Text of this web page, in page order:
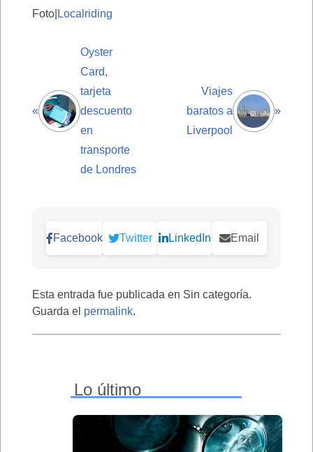
Foto| Localriding
«
Oyster
Card,
tarjeta
descuento
en
transporte
de Londres
Viajes
baratos a
Liverpool
»
Facebook Twitter LinkedIn Email
Esta entrada fue publicada en Sin categoría.
Guarda el permalink.
Lo último